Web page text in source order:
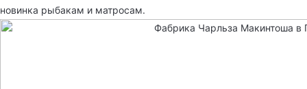
новинка рыбакам и матросам.